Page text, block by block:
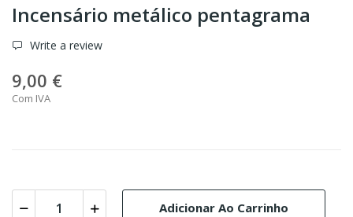
Incensário metálico pentagrama
Write a review
9,00 €
Com IVA
Adicionar Ao Carrinho